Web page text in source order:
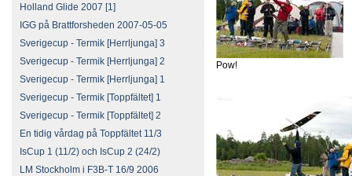
Holland Glide 2007 [1]
IGG på Brattforsheden 2007-05-05
Sverigecup - Termik [Herrljunga] 3
Sverigecup - Termik [Herrljunga] 2
Sverigecup - Termik [Herrljunga] 1
Sverigecup - Termik [Toppfältet] 1
Sverigecup - Termik [Toppfältet] 2
En tidig vårdag på Toppfältet 11/3
IsCup 1 (11/2) och IsCup 2 (24/2)
LM Stockholm i F3B-T 16/9 2006
Pow!